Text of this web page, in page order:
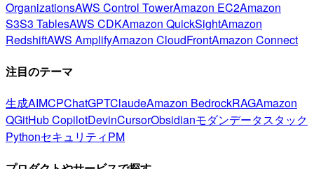
OrganizationsAWS Control TowerAmazon EC2Amazon
S3S3 TablesAWS CDKAmazon QuickSightAmazon
RedshiftAWS AmplifyAmazon CloudFrontAmazon Connect
注目のテーマ
生成AIMCPChatGPTClaudeAmazon BedrockRAGAmazon
QGitHub CopilotDevinCursorObsidianモダンデータスタック
PythonセキュリティPM